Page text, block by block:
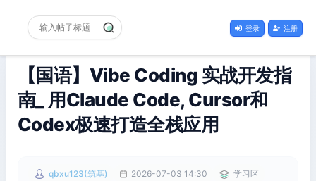
登录 注册
【国语】Vibe Coding 实战开发指
南_ 用Claude Code, Cursor和
Codex极速打造全栈应用
qbxu123(筑基) 2026-07-03 14:30
学习区